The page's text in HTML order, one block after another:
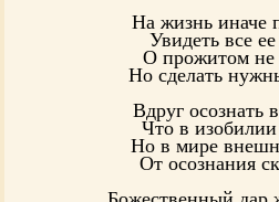
На жизнь иначе
Увидеть все
О прожитом не
Но сделать
Вдруг осознать
Что в изобилии
Но в мире
От осознания